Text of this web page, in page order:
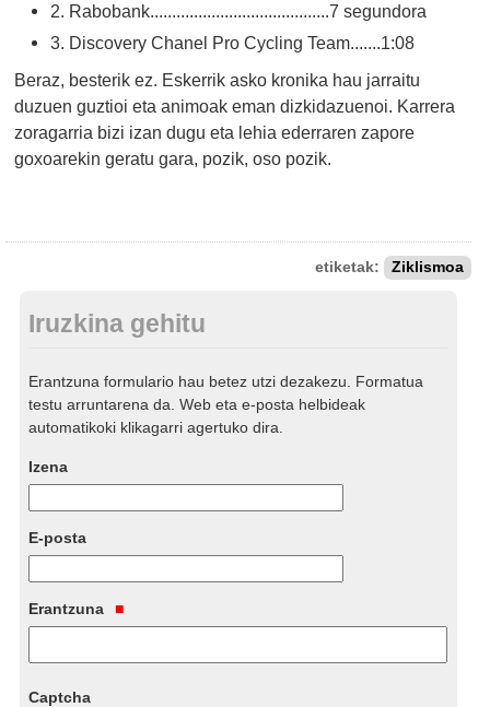
2. Rabobank.........................................7 segundora
3. Discovery Chanel Pro Cycling Team.......1:08
Beraz, besterik ez. Eskerrik asko kronika hau jarraitu
duzuen guztioi eta animoak eman dizkidazuenoi. Karrera
zoragarria bizi izan dugu eta lehia ederraren zapore
goxoarekin geratu gara, pozik, oso pozik.
etiketak: Ziklismoa
Iruzkina gehitu
Erantzuna formulario hau betez utzi dezakezu. Formatua
testu arruntarena da. Web eta e-posta helbideak
automatikoki klikagarri agertuko dira.
Izena
E-posta
Erantzuna
Captcha